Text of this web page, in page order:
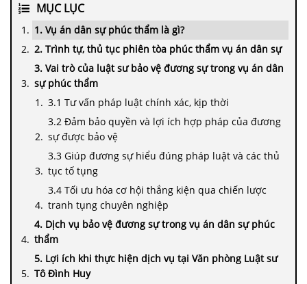
MỤC LỤC
1. Vụ án dân sự phúc thẩm là gì?
2. Trình tự, thủ tục phiên tòa phúc thẩm vụ án dân sự
3. Vai trò của luật sư bảo vệ đương sự trong vụ án dân
sự phúc thẩm
3.1 Tư vấn pháp luật chính xác, kịp thời
3.2 Đảm bảo quyền và lợi ích hợp pháp của đương
sự được bảo vệ
3.3 Giúp đương sự hiểu đúng pháp luật và các thủ
tục tố tụng
3.4 Tối ưu hóa cơ hội thắng kiện qua chiến lược
tranh tụng chuyên nghiệp
4. Dịch vụ bảo vệ đương sự trong vụ án dân sự phúc
thẩm
5. Lợi ích khi thực hiện dịch vụ tại Văn phòng Luật sư
Tô Đình Huy